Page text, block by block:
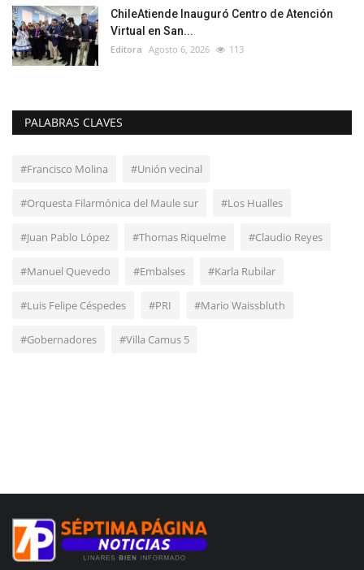
ChileAtiende Inauguró Centro de Atención
Virtual en San...
Editora Agosto 6, 2026 113
PALABRAS CLAVES
#Francisco Molina #Unión vecinal
#Orquesta Filarmónica del Maule sur #Los Hualles
#Juan Pablo López #Thomas Riquelme #Claudio Reyes
#Manuel Quevedo #Embalses #Karla Rubilar
#Luis Felipe Céspedes #PRI #Mario Waissbluth
#Gobernadores #Villa Camus 5